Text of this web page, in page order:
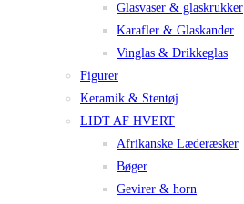
Glasvaser & glaskrukker
Karafler & Glaskander
Vinglas & Drikkeglas
Figurer
Keramik & Stentøj
LIDT AF HVERT
Afrikanske Læderæsker
Bøger
Gevirer & horn